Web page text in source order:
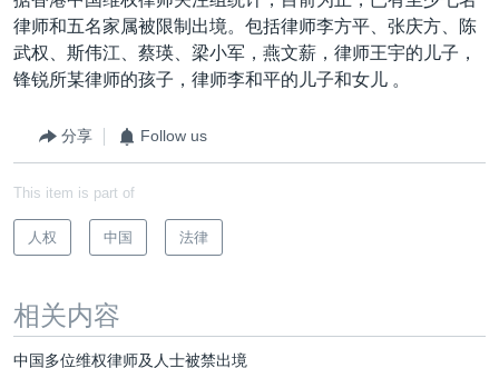
律师和五名家属被限制出境。包括律师李方平、张庆方、陈
武权、斯伟江、蔡瑛、梁小军，燕文薪，律师王宇的儿子，
锋锐所某律师的孩子，律师李和平的儿子和女儿 。
分享 Follow us
This item is part of
人权 中国 法律
相关内容
中国多位维权律师及人士被禁出境